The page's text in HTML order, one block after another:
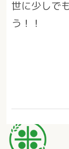
世に少しで
う！！